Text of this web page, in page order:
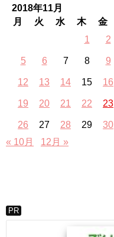
2018年11月
月
火 水 木 金
1
2
5 6 7 8 9
12 13 14 15 16
19 20 21 22 23
26 27 28 29
30
« 10月
12月 »
PR